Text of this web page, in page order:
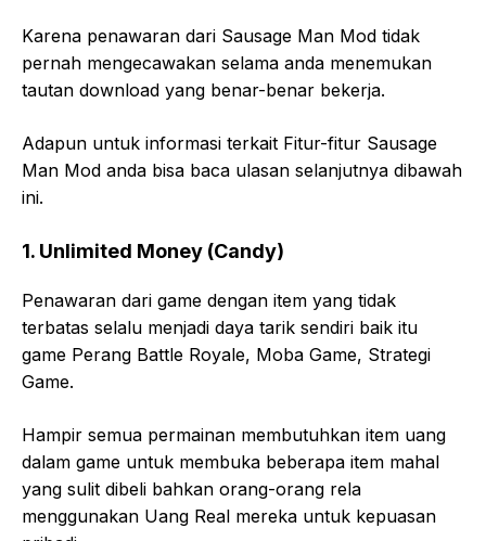
Karena penawaran dari Sausage Man Mod tidak
pernah mengecawakan selama anda menemukan
tautan download yang benar-benar bekerja.
Adapun untuk informasi terkait Fitur-fitur Sausage
Man Mod anda bisa baca ulasan selanjutnya dibawah
ini.
1. Unlimited Money (Candy)
Penawaran dari game dengan item yang tidak
terbatas selalu menjadi daya tarik sendiri baik itu
game Perang Battle Royale, Moba Game, Strategi
Game.
Hampir semua permainan membutuhkan item uang
dalam game untuk membuka beberapa item mahal
yang sulit dibeli bahkan orang-orang rela
menggunakan Uang Real mereka untuk kepuasan